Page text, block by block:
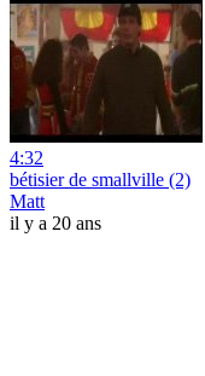
4:32
bétisier de smallville (2)
Matt
il y a 20 ans